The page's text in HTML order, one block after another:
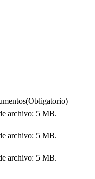
(Obligatorio)
archivo: 5 MB.
archivo: 5 MB.
archivo: 5 MB.